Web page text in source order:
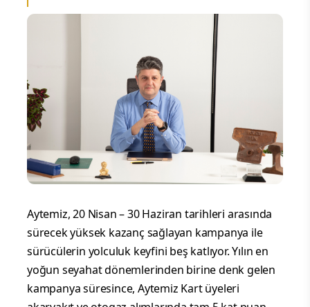
Aytemiz, 20 Nisan – 30 Haziran tarihleri arasında
sürecek yüksek kazanç sağlayan kampanya ile
sürücülerin yolculuk keyfini beş katlıyor. Yılın en
yoğun seyahat dönemlerinden birine denk gelen
kampanya süresince, Aytemiz Kart üyeleri